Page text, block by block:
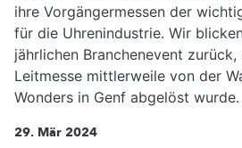
ihre Vorgängermessen der
für die Uhrenindustrie. Wir
jährlichen Branchenevent zurück,
Leitmesse mittlerweile von der
Wonders in Genf abgelöst wurde.
29. Mär 2024